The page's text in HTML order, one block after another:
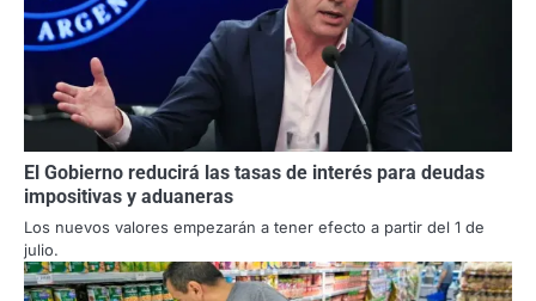
El Gobierno reducirá las tasas de interés para deudas
impositivas y aduaneras
Los nuevos valores empezarán a tener efecto a partir del 1 de
julio.